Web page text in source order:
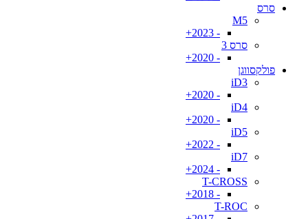
סרס
M5
- 2023+
סרס 3
- 2020+
פולקסווגן
iD3
- 2020+
iD4
- 2020+
iD5
- 2022+
iD7
- 2024+
T-CROSS
- 2018+
T-ROC